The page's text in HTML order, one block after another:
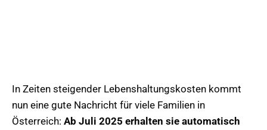
In Zeiten steigender Lebenshaltungskosten kommt
nun eine gute Nachricht für viele Familien in
Österreich: Ab Juli 2025 erhalten sie automatisch